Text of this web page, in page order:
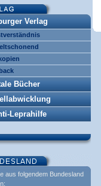
Verlag
Bücher
Leprahilfe
aus folgendem Bundesland